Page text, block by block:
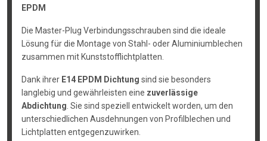
EPDM
Die Master-Plug Verbindungsschrauben sind die ideale
Lösung für die Montage von Stahl- oder Aluminiumblechen
zusammen mit Kunststofflichtplatten.
Dank ihrer E14 EPDM Dichtung sind sie besonders
langlebig und gewährleisten eine zuverlässige
Abdichtung . Sie sind speziell entwickelt worden, um den
unterschiedlichen Ausdehnungen von Profilblechen und
Lichtplatten entgegenzuwirken.